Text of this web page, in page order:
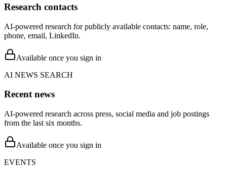
Research contacts
AI-powered research for publicly available contacts: name, role,
phone, email, LinkedIn.
Available once you sign in
AI NEWS SEARCH
Recent news
AI-powered research across press, social media and job postings
from the last six months.
Available once you sign in
EVENTS